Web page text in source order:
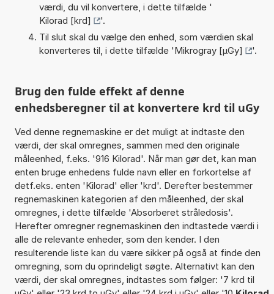
værdi, du vil konvertere, i dette tilfælde '
Kilorad [krd]
'.
Til slut skal du vælge den enhed, som værdien skal
konverteres til, i dette tilfælde 'Mikrogray [µGy] '.
Brug den fulde effekt af denne
enhedsberegner til at konvertere krd til uGy
Ved denne regnemaskine er det muligt at indtaste den
værdi, der skal omregnes, sammen med den originale
måleenhed, f.eks. '916 Kilorad'. Når man gør det, kan man
enten bruge enhedens fulde navn eller en forkortelse af
detf.eks. enten 'Kilorad' eller 'krd'. Derefter bestemmer
regnemaskinen kategorien af den måleenhed, der skal
omregnes, i dette tilfælde 'Absorberet stråledosis'.
Herefter omregner regnemaskinen den indtastede værdi i
alle de relevante enheder, som den kender. I den
resulterende liste kan du være sikker på også at finde den
omregning, som du oprindeligt søgte. Alternativt kan den
værdi, der skal omregnes, indtastes som følger: '7 krd til